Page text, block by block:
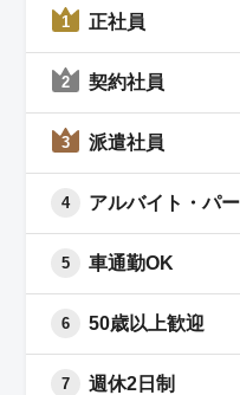
1 正社員
2 契約社員
3 派遣社員
4 アルバイト・パ
5 車通勤OK
6 50歳以上歓迎
7 週休2日制